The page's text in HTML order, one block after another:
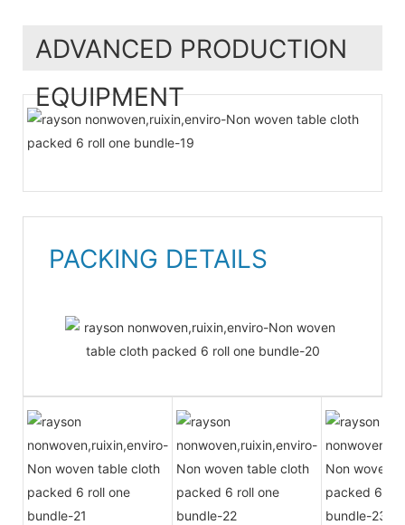
ADVANCED PRODUCTION
EQUIPMENT
PACKING DETAILS